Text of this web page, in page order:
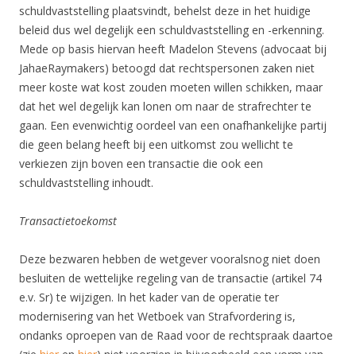
schuldvaststelling plaatsvindt, behelst deze in het huidige
beleid dus wel degelijk een schuldvaststelling en -erkenning.
Mede op basis hiervan heeft Madelon Stevens (advocaat bij
JahaeRaymakers) betoogd dat rechtspersonen zaken niet
meer koste wat kost zouden moeten willen schikken, maar
dat het wel degelijk kan lonen om naar de strafrechter te
gaan. Een evenwichtig oordeel van een onafhankelijke partij
die geen belang heeft bij een uitkomst zou wellicht te
verkiezen zijn boven een transactie die ook een
schuldvaststelling inhoudt.
Transactietoekomst
Deze bezwaren hebben de wetgever vooralsnog niet doen
besluiten de wettelijke regeling van de transactie (artikel 74
e.v. Sr) te wijzigen. In het kader van de operatie ter
modernisering van het Wetboek van Strafvordering is,
ondanks oproepen van de Raad voor de rechtspraak daartoe